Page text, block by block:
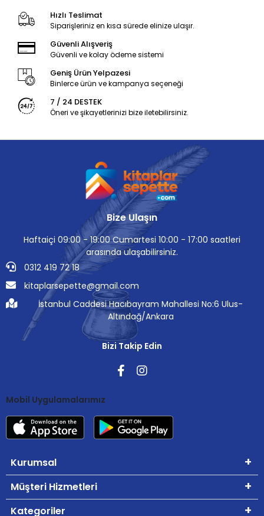
Hızlı Teslimat
Siparişleriniz en kısa sürede elinize ulaşır.
Güvenli Alışveriş
Güvenli ve kolay ödeme sistemi
Geniş Ürün Yelpazesi
Binlerce ürün ve kampanya seçeneği
7 / 24 DESTEK
Öneri ve şikayetlerinizi bize iletebilirsiniz.
Bize Ulaşın
Haftaiçi 09:00 - 19:00 Cumartesi 10:00 - 17:00 saatleri
arasında ulaşabilirsiniz.
0312 419 72 18
kitaplarsepette@gmail.com
İstanbul Caddesi Hacıbayram Mahallesi No:6 Ulus-
Altındağ/Ankara
Bizi Takip Edin
Mobil Uygulamalarımız
Kurumsal
Müşteri Hizmetleri
Kategoriler